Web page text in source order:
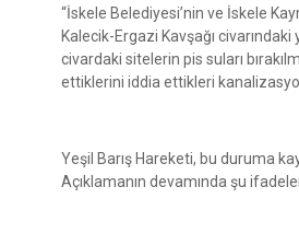
“İskele Belediyesi’nin ve İskele
Kalecik-Ergazi Kavşağı
civardaki sitelerin pis suları
ettiklerini iddia ettikleri
Yeşil Barış Hareketi, bu duruma
Açıklamanın devamında şu